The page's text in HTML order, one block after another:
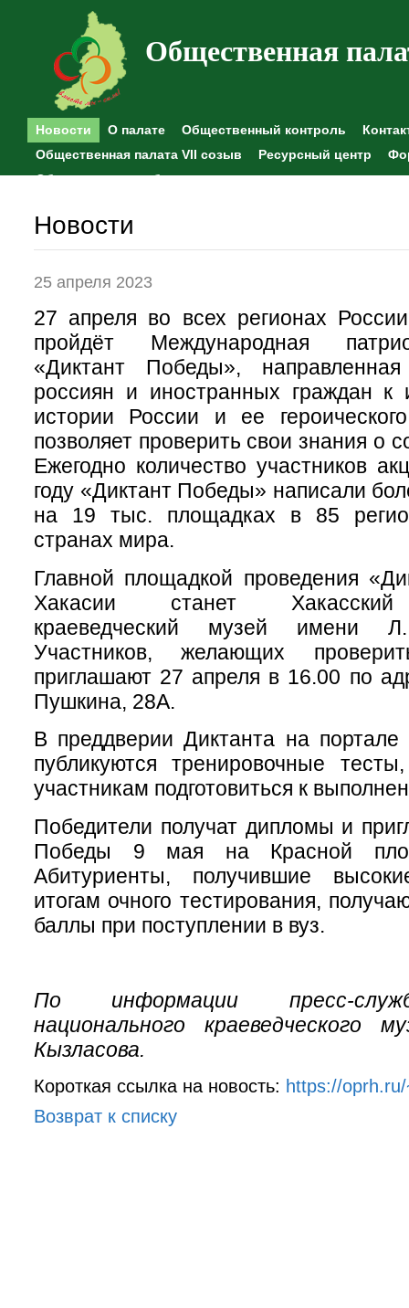
Общественная
Новости О палате Общественный контроль
Общественная палата VII созыв
Ресурсный центр
Общественные наблюдения
Новости
25 апреля 2023
27 апреля во всех регионах
пройдёт Международная
«Диктант Победы»,
россиян и иностранных граждан к
истории России и ее
позволяет проверить свои знания о
Ежегодно количество участников
году «Диктант Победы» написали
на 19 тыс. площадках в 85
странах мира.
Главной площадкой проведения
Хакасии станет Хакасский
краеведческий музей имени
Участников, желающих
приглашают 27 апреля в 16.00 по
Пушкина, 28А.
В преддверии Диктанта на портале
публикуются тренировочные
участникам подготовиться к
Победители получат дипломы и
Победы 9 мая на Красной
Абитуриенты, получившие
итогам очного тестирования,
баллы при поступлении в вуз.
По информации пресс-
национального краеведческого
Кызласова.
Короткая ссылка на новость: https://
Возврат к списку